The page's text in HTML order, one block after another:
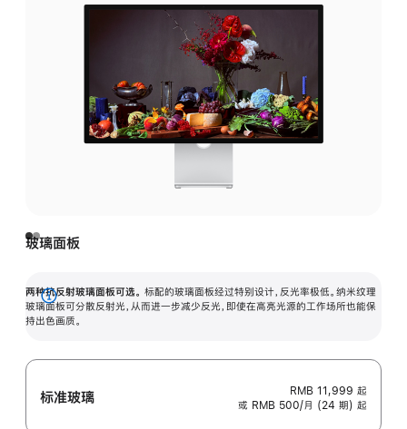
玻璃面板
两种抗反射玻璃面板可选。 标配的玻璃面板经过特别设计，反光率极低。纳米纹理
玻璃面板可分散反射光，从而进一步减少反光，即使在高亮光源的工作场所也能保
持出色画质。
展
开
标准玻璃 RMB 11,999 起
或 RMB 500/月 (24 期) 起